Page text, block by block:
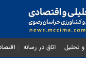
تحلیل اتاق در رسانه